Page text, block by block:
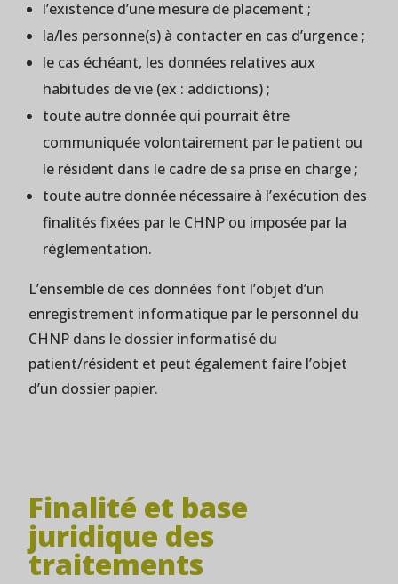
l’existence d’une mesure de placement ;
la/les personne(s) à contacter en cas d’urgence ;
le cas échéant, les données relatives aux
habitudes de vie (ex : addictions) ;
toute autre donnée qui pourrait être
communiquée volontairement par le patient ou
le résident dans le cadre de sa prise en charge ;
toute autre donnée nécessaire à l’exécution des
finalités fixées par le CHNP ou imposée par la
réglementation.
L’ensemble de ces données font l’objet d’un
enregistrement informatique par le personnel du
CHNP dans le dossier informatisé du
patient/résident et peut également faire l’objet
d’un dossier papier.
Finalité et base
juridique des
traitements